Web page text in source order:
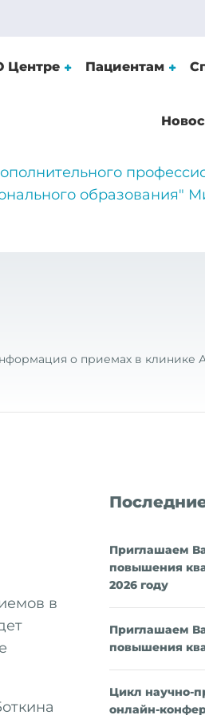
Центре Пациентам
образования"
о приемах в клинике
в
Приглашаем
повышения
2026 году
Приглашаем
повышения
Цикл научно-
онлайн-